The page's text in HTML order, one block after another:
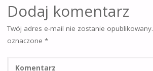
Dodaj komentarz
Twój adres e-mail nie zostanie opublikowany.
oznaczone *